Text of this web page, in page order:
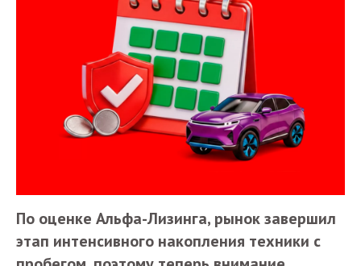
По оценке Альфа-Лизинга, рынок завершил
этап интенсивного накопления техники с